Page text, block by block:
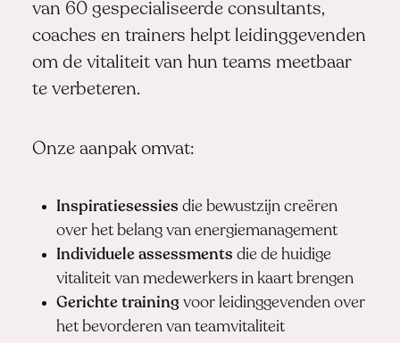
van 60 gespecialiseerde consultants,
coaches en trainers helpt leidinggevenden
om de vitaliteit van hun teams meetbaar
te verbeteren.
Onze aanpak omvat:
Inspiratiesessies die bewustzijn creëren
over het belang van energiemanagement
Individuele assessments die de huidige
vitaliteit van medewerkers in kaart brengen
Gerichte training voor leidinggevenden over
het bevorderen van teamvitaliteit